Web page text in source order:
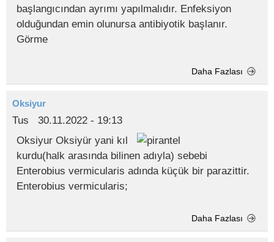
başlangıcından ayrımı yapılmalıdır. Enfeksiyon
olduğundan emin olunursa antibiyotik başlanır.
Görme
Daha Fazlası
Oksiyur
Tus
30.11.2022 - 19:13
Oksiyur Oksiyür yani kıl
kurdu(halk arasında bilinen adıyla) sebebi
Enterobius vermicularis adında küçük bir parazittir.
Enterobius vermicularis;
Daha Fazlası